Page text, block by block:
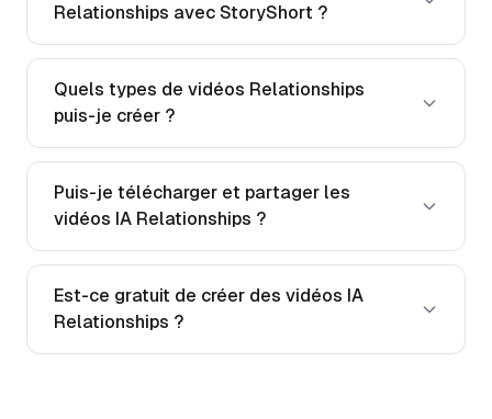
Relationships avec StoryShort ?
Quels types de vidéos Relationships
puis-je créer ?
Puis-je télécharger et partager les
vidéos IA Relationships ?
Est-ce gratuit de créer des vidéos IA
Relationships ?